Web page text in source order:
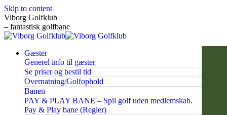
Skip to content
Viborg Golfklub
– fantastisk golfbane
Gæster
Generel info til gæster
Se priser og bestil tid
Overnatning/Golfophold
Banen
PAY & PLAY BANE – Spil golf uden medlemskab.
Pay & Play bane (Regler)